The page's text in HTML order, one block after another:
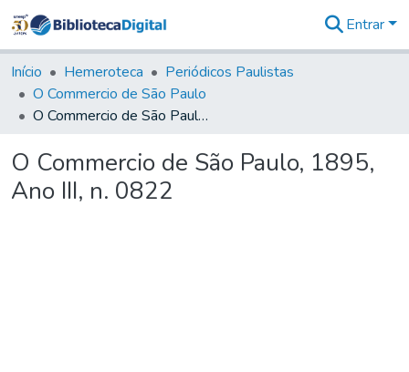
&
Coleções
Tudo na
Biblioteca
Estatísticas
Entrar
Início Hemeroteca
Periódicos Paulistas
O Commercio de São Paulo
O Commercio de São Paulo, 1895, Ano III, n. 0822
O Commercio de São Paulo, 1895,
Ano III, n. 0822